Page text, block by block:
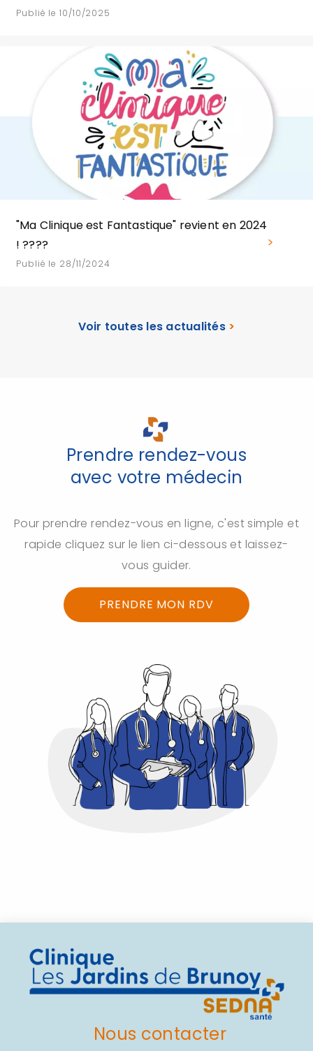
Publié le 10/10/2025
"Ma Clinique est Fantastique" revient en 2024
! ????
Publié le 28/11/2024
Voir toutes les actualités >
Prendre rendez-vous
avec votre médecin
Pour prendre rendez-vous en ligne, c'est simple et
rapide cliquez sur le lien ci-dessous et laissez-
vous guider.
PRENDRE MON RDV
Nous contacter